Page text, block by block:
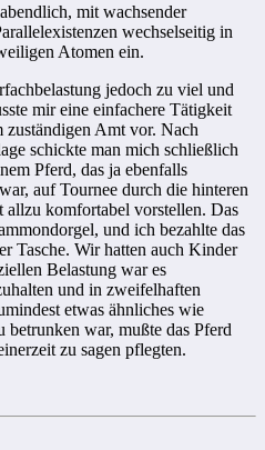
mit wachsender
wechselseitig in
Atomen ein.
jedoch zu viel und
mir eine einfachere Tätigkeit
zuständigen Amt vor. Nach
schickte man mich schließlich
Pferd, das ja ebenfalls
auf Tournee durch die hinteren
allzu komfortabel vorstellen. Das
und ich bezahlte das
Tasche. Wir hatten auch Kinder
Belastung war es
und in zweifelhaften
etwas ähnliches wie
war, mußte das Pferd
zu sagen pflegten.